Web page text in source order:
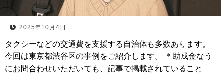
2025年10月4日
タクシーなどの交通費を支援する自治体も多数あります。
今回は東京都渋谷区の事例をご紹介します。 ＊助成金なう
にお問合わせいただいても、記事で掲載されていること